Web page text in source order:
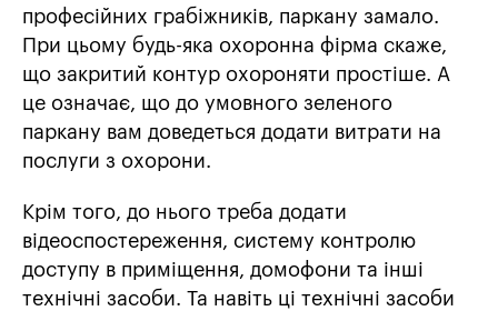
професійних грабіжників, паркану замало.
При цьому будь-яка охоронна фірма скаже,
що закритий контур охороняти простіше. А
це означає, що до умовного зеленого
паркану вам доведеться додати витрати на
послуги з охорони.
Крім того, до нього треба додати
відеоспостереження, систему контролю
доступу в приміщення, домофони та інші
технічні засоби. Та навіть ці технічні засоби